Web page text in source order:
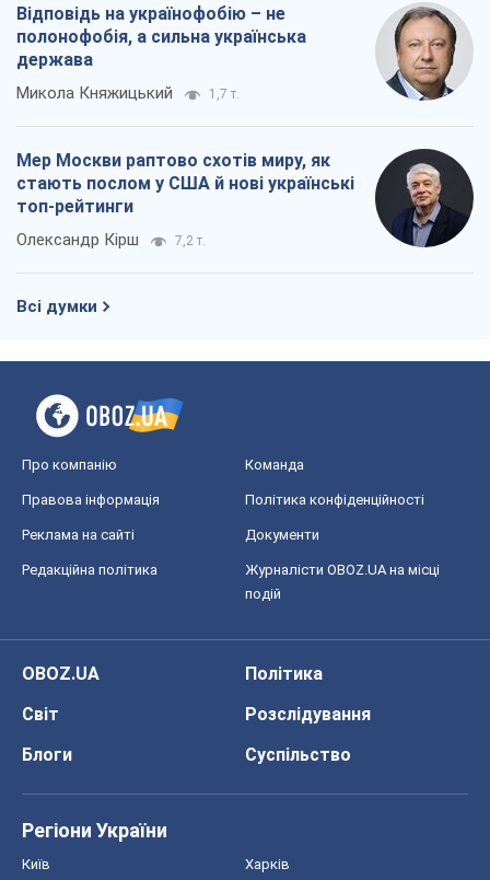
Відповідь на українофобію – не
полонофобія, а сильна українська
держава
Микола Княжицький 1,7 т.
Мер Москви раптово схотів миру, як
стають послом у США й нові українські
топ-рейтинги
Олександр Кірш 7,2 т.
Всі думки
Про компанію Команда
Правова інформація Політика конфіденційності
Реклама на сайті Документи
Редакційна політика
Журналісти OBOZ.UA на місці
подій
OBOZ.UA
Політика
Світ
Розслідування
Блоги
Суспільство
Регіони України
Київ Харків